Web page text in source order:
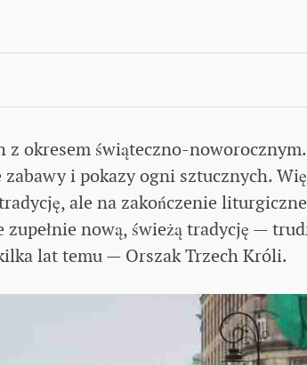
okresem świąteczno-
i pokazy ogni sztucznych.
ale na zakończenie
nową, świeżą tradycję —
lat temu — Orszak Trzech Króli.